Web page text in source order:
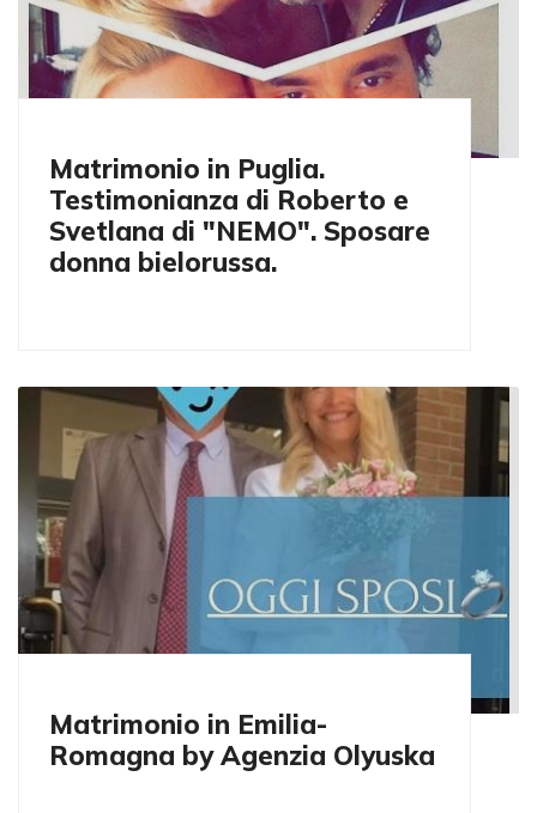
Matrimonio in Puglia.
Testimonianza di Roberto e
Svetlana di "NEMO". Sposare
donna bielorussa.
Matrimonio in Emilia-
Romagna by Agenzia Olyuska